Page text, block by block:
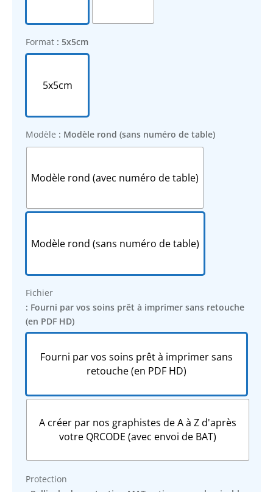
Format : 5x5cm
5x5cm
Modèle : Modèle rond (sans numéro de table)
Modèle rond (avec numéro de table)
Modèle rond (sans numéro de table)
Fichier
: Fourni par vos soins prêt à imprimer sans retouche
(en PDF HD)
Fourni par vos soins prêt à imprimer sans
retouche (en PDF HD)
A créer par nos graphistes de A à Z d'après
votre QRCODE (avec envoi de BAT)
Protection